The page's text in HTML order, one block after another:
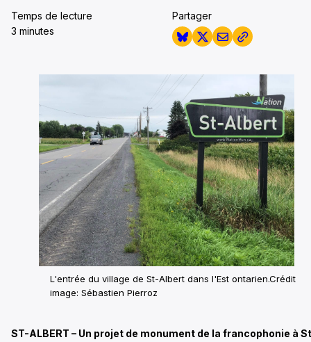
Temps de lecture
3 minutes
Partager
L'entrée du village de St-Albert dans l'Est ontarien.Crédit
image: Sébastien Pierroz
ST-ALBERT – Un projet de monument de la francophonie à